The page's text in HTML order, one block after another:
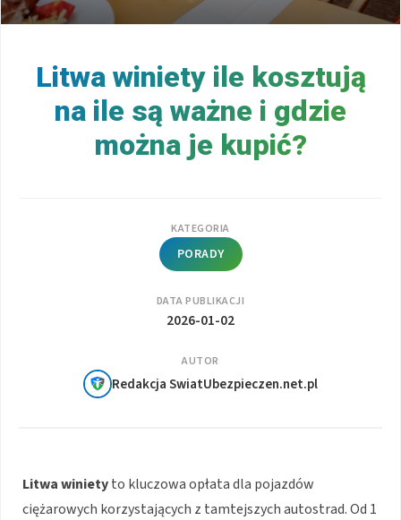
Litwa winiety ile kosztują
na ile są ważne i gdzie
można je kupić?
KATEGORIA
PORADY
DATA PUBLIKACJI
2026-01-02
AUTOR
Redakcja SwiatUbezpieczen.net.pl
Litwa winietyto kluczowa opłata dla pojazdów
ciężarowych korzystających z tamtejszych autostrad. Od 1